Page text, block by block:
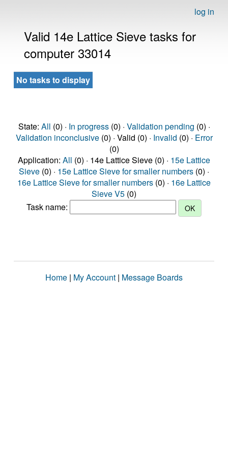
log in
Valid 14e Lattice Sieve tasks for
computer 33014
No tasks to display
State: All (0) · In progress(0) · Validation pending (0) ·
Validation inconclusive(0) · Valid (0) · Invalid (0) · Error
(0)
Application: All (0) · 14e Lattice Sieve (0) · 15e Lattice
Sieve (0) · 15e Lattice Sieve for smaller numbers (0) ·
16e Lattice Sieve for smaller numbers (0) · 16e Lattice
Sieve V5 (0)
Task name:
Home | My Account | Message Boards